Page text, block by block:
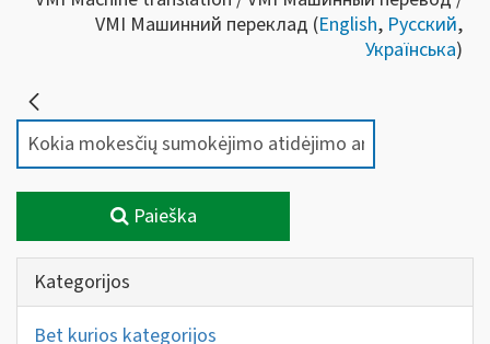
VMI Машинний переклад (English, Русский,
Українська)
Paieška
Kategorijos
Bet kurios kategorijos